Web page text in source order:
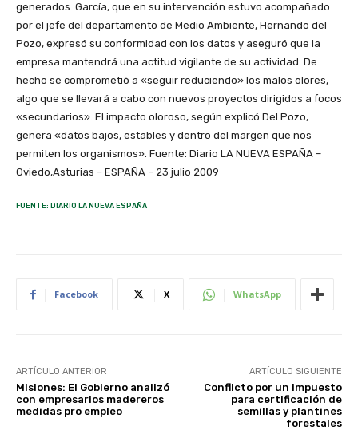
generados. García, que en su intervención estuvo acompañado
por el jefe del departamento de Medio Ambiente, Hernando del
Pozo, expresó su conformidad con los datos y aseguró que la
empresa mantendrá una actitud vigilante de su actividad. De
hecho se comprometió a «seguir reduciendo» los malos olores,
algo que se llevará a cabo con nuevos proyectos dirigidos a focos
«secundarios». El impacto oloroso, según explicó Del Pozo,
genera «datos bajos, estables y dentro del margen que nos
permiten los organismos». Fuente: Diario LA NUEVA ESPAÑA –
Oviedo,Asturias – ESPAÑA – 23 julio 2009
FUENTE: DIARIO LA NUEVA ESPAÑA
Facebook X WhatsApp
ARTÍCULO ANTERIOR
Misiones: El Gobierno analizó
con empresarios madereros
medidas pro empleo
ARTÍCULO SIGUIENTE
Conflicto por un impuesto
para certificación de
semillas y plantines
forestales